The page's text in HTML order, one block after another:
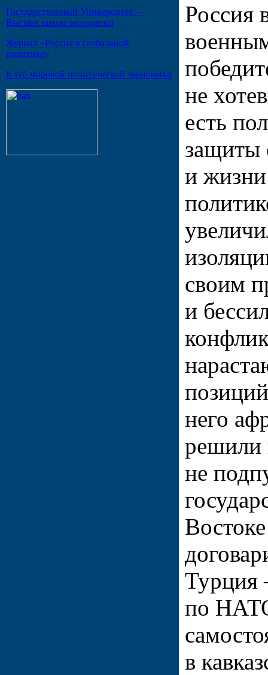
Государственный Университет —
Высшая школа экономики
Журнал «Россия в глобальной
политике»
Клуб мировой политической экономики
Россия
не
есть
защиты
и
своим
и
него
решили
не
Турция
по
в